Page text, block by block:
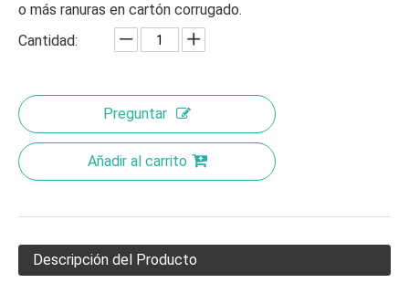
o más ranuras en cartón corrugado.
Cantidad:
Preguntar
Añadir al carrito
Descripción del Producto